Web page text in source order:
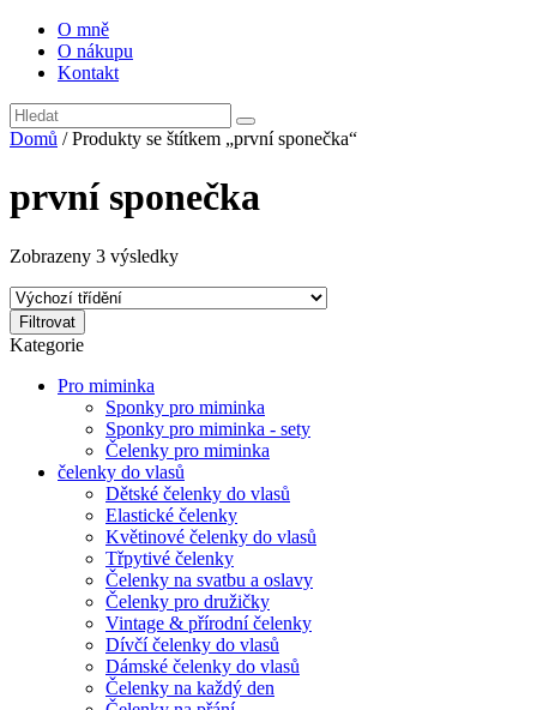
O mně
O nákupu
Kontakt
Domů / Produkty se štítkem „první sponečka“
první sponečka
Zobrazeny 3 výsledky
Filtrovat
Kategorie
Pro miminka
Sponky pro miminka
Sponky pro miminka - sety
Čelenky pro miminka
čelenky do vlasů
Dětské čelenky do vlasů
Elastické čelenky
Květinové čelenky do vlasů
Třpytivé čelenky
Čelenky na svatbu a oslavy
Čelenky pro družičky
Vintage & přírodní čelenky
Dívčí čelenky do vlasů
Dámské čelenky do vlasů
Čelenky na každý den